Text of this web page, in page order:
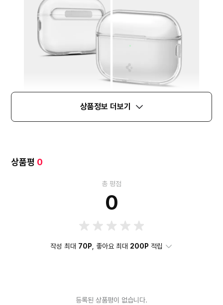
상품정보 더보기
상품평 0
총 평점
0
작성 최대 70P, 좋아요 최대 200P 적립
등록된 상품평이 없습니다.